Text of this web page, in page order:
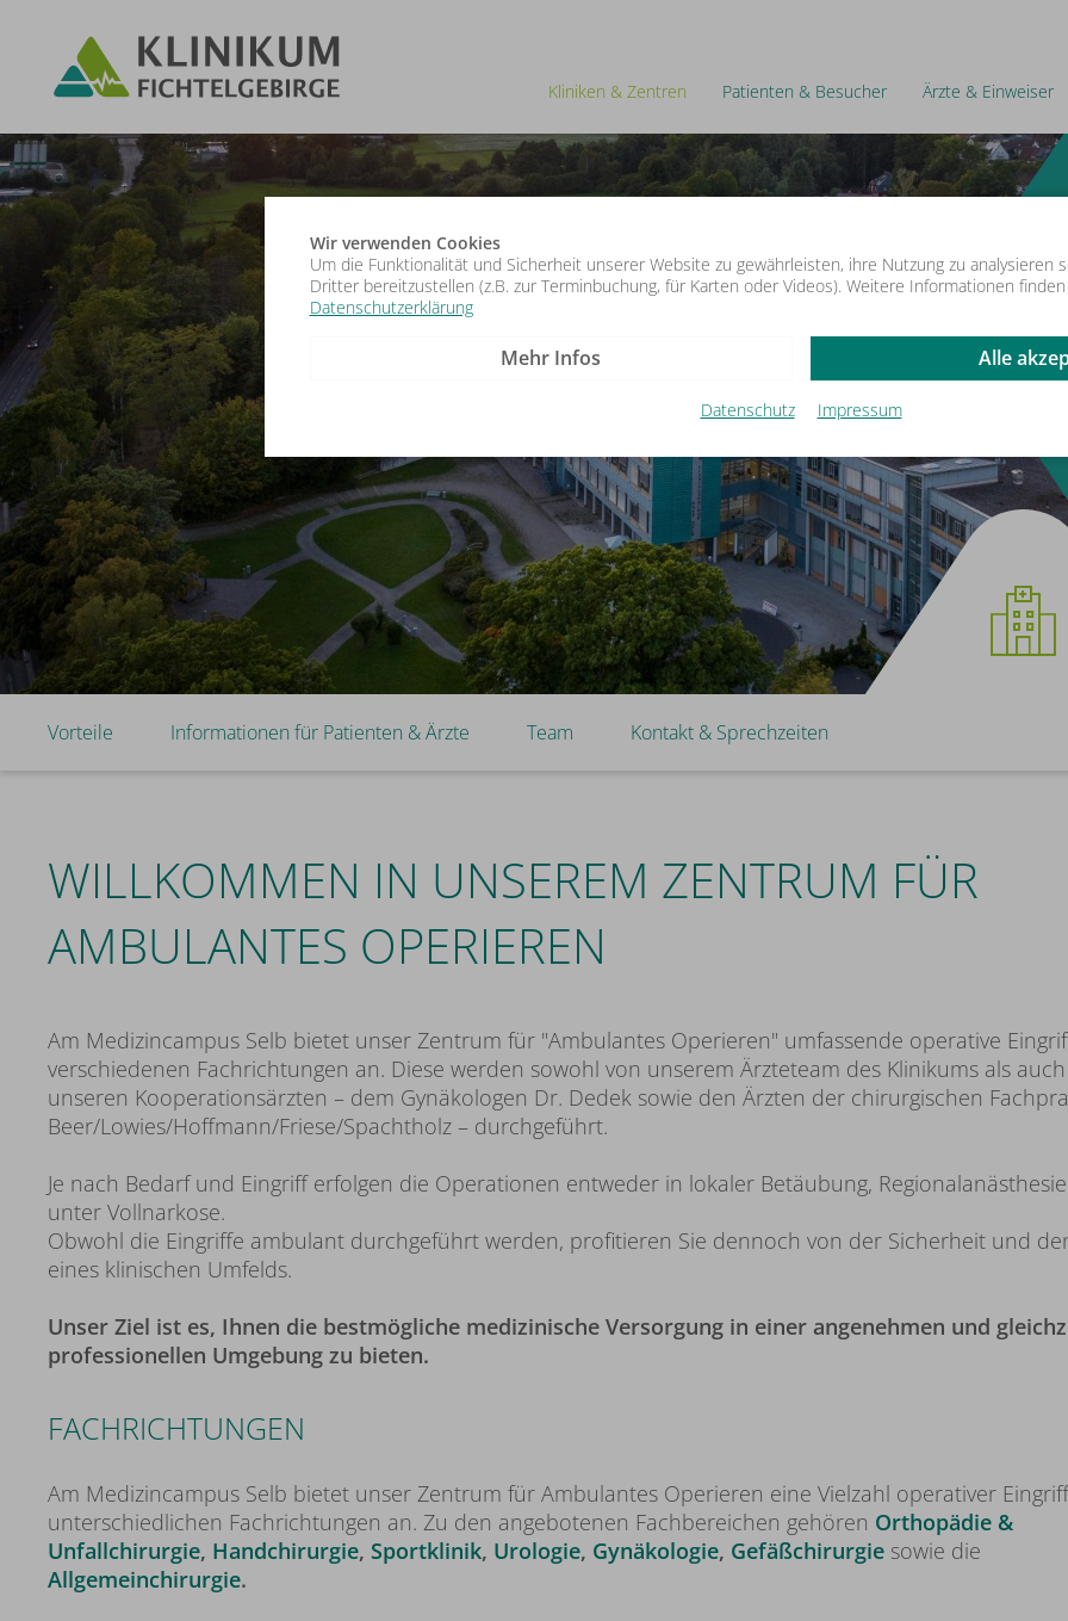
Kliniken & Zentren Patienten & Besucher Ärzte & Einweiser
Vorteile Informationen für Patienten & Ärzte Team Kontakt & Sprechzeiten
WILLKOMMEN IN UNSEREM ZENTRUM FÜR
AMBULANTES OPERIEREN
Am Medizincampus Selb bietet unser Zentrum für "Ambulantes Operieren" umfassende operative
verschiedenen Fachrichtungen an. Diese werden sowohl von unserem Ärzteteam des Klinikums als
unseren Kooperationsärzten – dem Gynäkologen Dr. Dedek sowie den Ärzten der chirurgischen
Beer/Lowies/Hoffmann/Friese/Spachtholz – durchgeführt.
Je nach Bedarf und Eingriff erfolgen die Operationen entweder in lokaler Betäubung,
unter Vollnarkose.
Obwohl die Eingriffe ambulant durchgeführt werden, profitieren Sie dennoch von der Sicherheit und
eines klinischen Umfelds.
Unser Ziel ist es, Ihnen die bestmögliche medizinische Versorgung in einer angenehmen und
professionellen Umgebung zu bieten.
FACHRICHTUNGEN
Am Medizincampus Selb bietet unser Zentrum für Ambulantes Operieren eine Vielzahl operativer
unterschiedlichen Fachrichtungen an. Zu den angebotenen Fachbereichen gehören Orthopädie &
Unfallchirurgie, Handchirurgie, Sportklinik, Urologie, Gynäkologie, Gefäßchirurgie sowie die
Allgemeinchirurgie.
Wir verwenden Cookies
Um die Funktionalität und Sicherheit unserer Website zu gewährleisten, ihre Nutzung zu analysieren
Dritter bereitzustellen (z.B. zur Terminbuchung, für Karten oder Videos). Weitere Informationen
Datenschutzerklärung
Mehr Infos Alle
Datenschutz Impressum